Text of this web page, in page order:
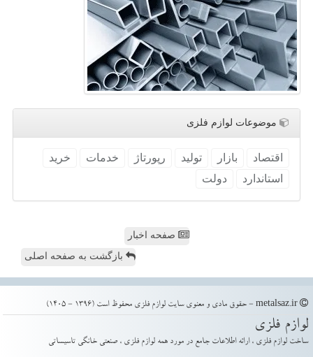
موضوعات لوازم فلزی
اقتصاد بازار تولید رپورتاژ خدمات
خرید
استاندارد
دولت
صفحه اخبار
بازگشت به صفحه اصلی
لوازم فلزی
ساخت لوازم فلزی ، ارائه اطلاعات جامع در مورد همه لوازم فلزی ، صنعتی خانگی تاسیساتی